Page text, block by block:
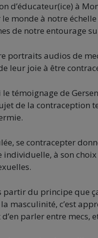
d’éducateur(ice) à
le monde à notre
de notre entourage
portraits audios de
leur joie à être
le témoignage de
de la contraception
se contracepter
à son choix
partir du principe que
masculinité, c’est
parler entre mecs,